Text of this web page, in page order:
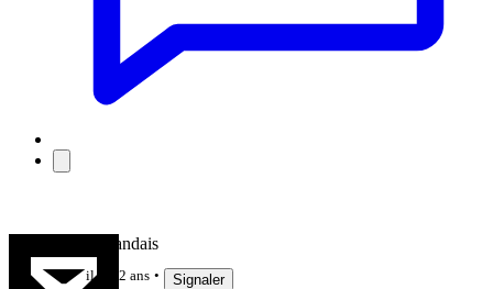
Le Haut Landais
il y a 2 ans Signaler